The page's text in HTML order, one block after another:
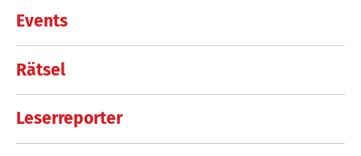
Events
Rätsel
Leserreporter